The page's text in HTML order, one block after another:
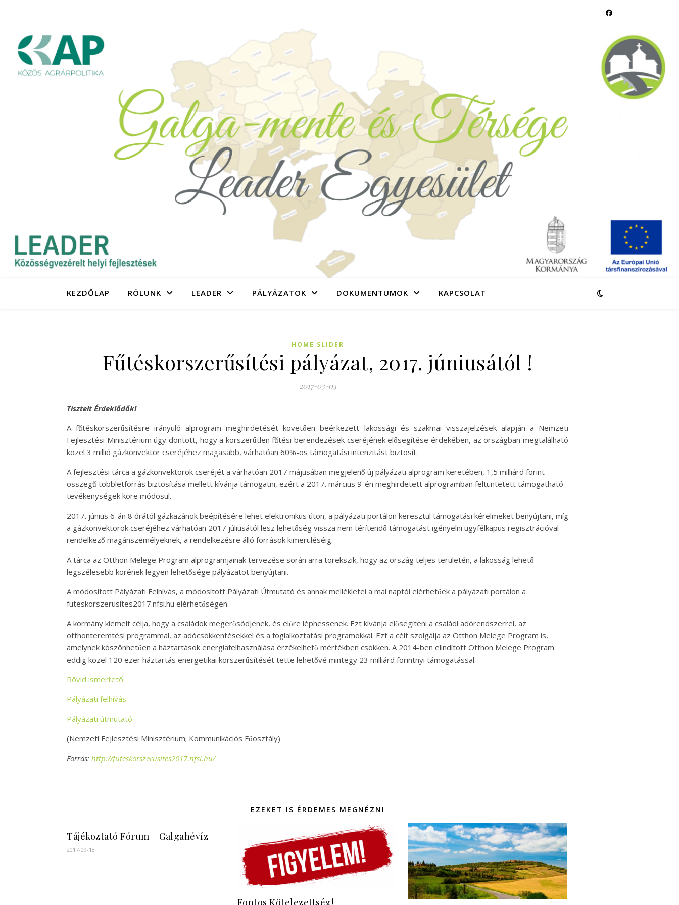
KEZDŐLAP RÓLUNK LEADER PÁLYÁZATOK DOKUMENTUMOK KAPCSOLAT
HOME SLIDER
Fűtéskorszerűsítési pályázat, 2017. júniusától !
2017-03-03
Tisztelt Érdeklődők!
A fűtéskorszerűsítésre irányuló alprogram meghirdetését követően beérkezett lakossági és szakmai visszajelzések alapján a Nemzeti
Fejlesztési Minisztérium úgy döntött, hogy a korszerűtlen fűtési berendezések cseréjének elősegítése érdekében, az országban megtalálható
közel 3 millió gázkonvektor cseréjéhez magasabb, várhatóan 60%-os támogatási intenzitást biztosít.
A fejlesztési tárca a gázkonvektorok cseréjét a várhatóan 2017 májusában megjelenő új pályázati alprogram keretében, 1,5 milliárd forint
összegű többletforrás biztosítása mellett kívánja támogatni, ezért a 2017. március 9-én meghirdetett alprogramban feltüntetett támogatható
tevékenységek köre módosul.
2017. június 6-án 8 órától gázkazánok beépítésére lehet elektronikus úton, a pályázati portálon keresztül támogatási kérelmeket benyújtani, míg
a gázkonvektorok cseréjéhez várhatóan 2017 júliusától lesz lehetőség vissza nem térítendő támogatást igényelni ügyfélkapus regisztrációval
rendelkező magánszemélyeknek, a rendelkezésre álló források kimerüléséig.
A tárca az Otthon Melege Program alprogramjainak tervezése során arra törekszik, hogy az ország teljes területén, a lakosság lehető
legszélesebb körének legyen lehetősége pályázatot benyújtani.
A módosított Pályázati Felhívás, a módosított Pályázati Útmutató és annak mellékletei a mai naptól elérhetőek a pályázati portálon a
futeskorszerusites2017.nfsi.hu elérhetőségen.
A kormány kiemelt célja, hogy a családok megerősödjenek, és előre léphessenek. Ezt kívánja elősegíteni a családi adórendszerrel, az
otthonteremtési programmal, az adócsökkentésekkel és a foglalkoztatási programokkal. Ezt a célt szolgálja az Otthon Melege Program is,
amelynek köszönhetően a háztartások energiafelhasználása érzékelhető mértékben csökken. A 2014-ben elindított Otthon Melege Program
eddig közel 120 ezer háztartás energetikai korszerűsítését tette lehetővé mintegy 23 milliárd forintnyi támogatással.
Rövid ismertető
Pályázati felhívás
Pályázati útmutató
(Nemzeti Fejlesztési Minisztérium; Kommunikációs Főosztály)
Forrás: http://futeskorszerusites2017.nfsi.hu/
EZEKET IS ÉRDEMES MEGNÉZNI
Tájékoztató Fórum – Galgahévíz
2017-09-18
Fontos Kötelezettség!